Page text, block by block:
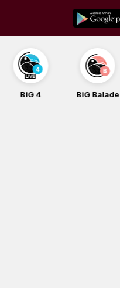
content
BiG 4 BiG Balade